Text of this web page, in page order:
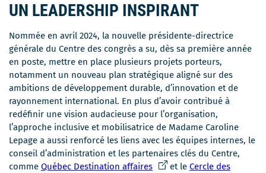
UN LEADERSHIP INSPIRANT
Nommée en avril 2024, la nouvelle présidente-directrice
générale du Centre des congrès a su, dès sa première année
en poste, mettre en place plusieurs projets porteurs,
notamment un nouveau plan stratégique aligné sur des
ambitions de développement durable, d’innovation et de
rayonnement international. En plus d’avoir contribué à
redéfinir une vision audacieuse pour l’organisation,
l’approche inclusive et mobilisatrice de Madame Caroline
Lepage a aussi renforcé les liens avec les équipes internes, le
conseil d’administration et les partenaires clés du Centre,
comme Québec Destination affairesC
et le Cercle des